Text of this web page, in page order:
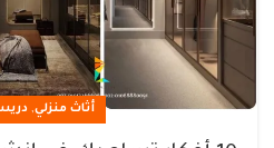
أثاث منزلي,